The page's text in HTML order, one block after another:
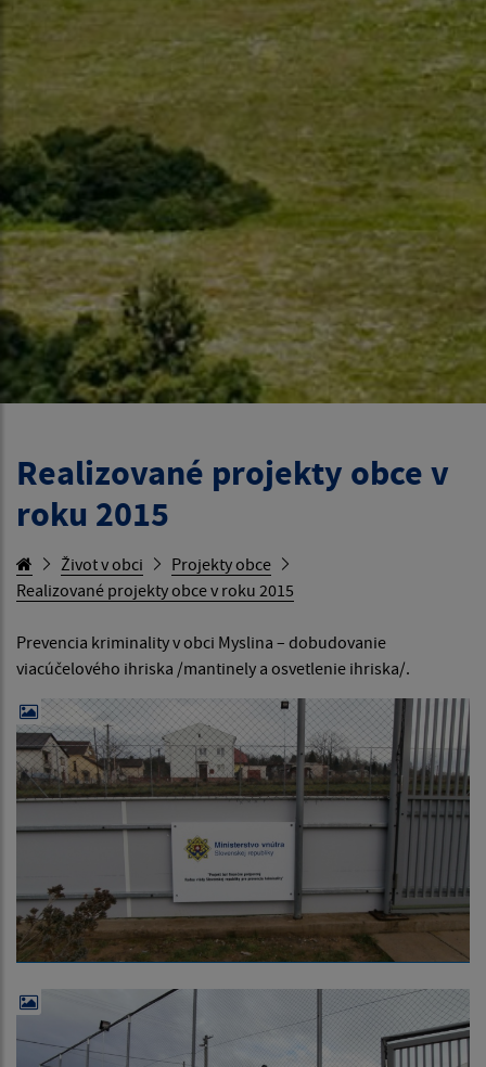
Realizované projekty obce v
roku 2015
Život v obci
Projekty obce
Realizované projekty obce v roku 2015
Prevencia kriminality v obci Myslina – dobudovanie
viacúčelového ihriska /mantinely a osvetlenie ihriska/.